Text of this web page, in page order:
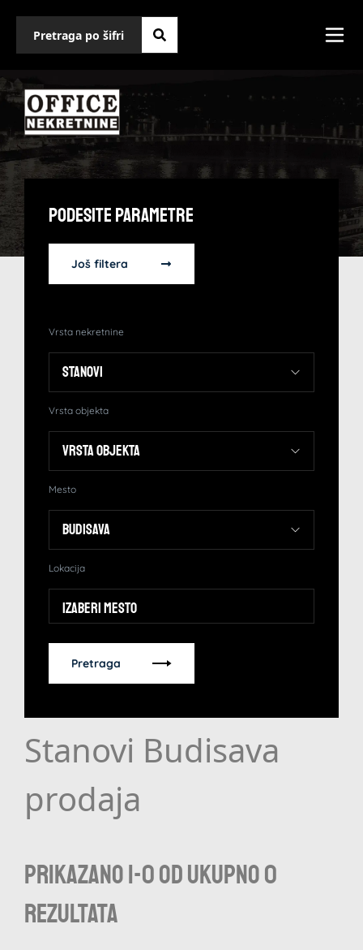
Podesite Parametre
Još filtera
Vrsta nekretnine
Vrsta objekta
Mesto
Lokacija
Izaberi mesto
Pretraga
Stanovi Budisava
prodaja
Prikazano 1-0 od ukupno 0
rezultata